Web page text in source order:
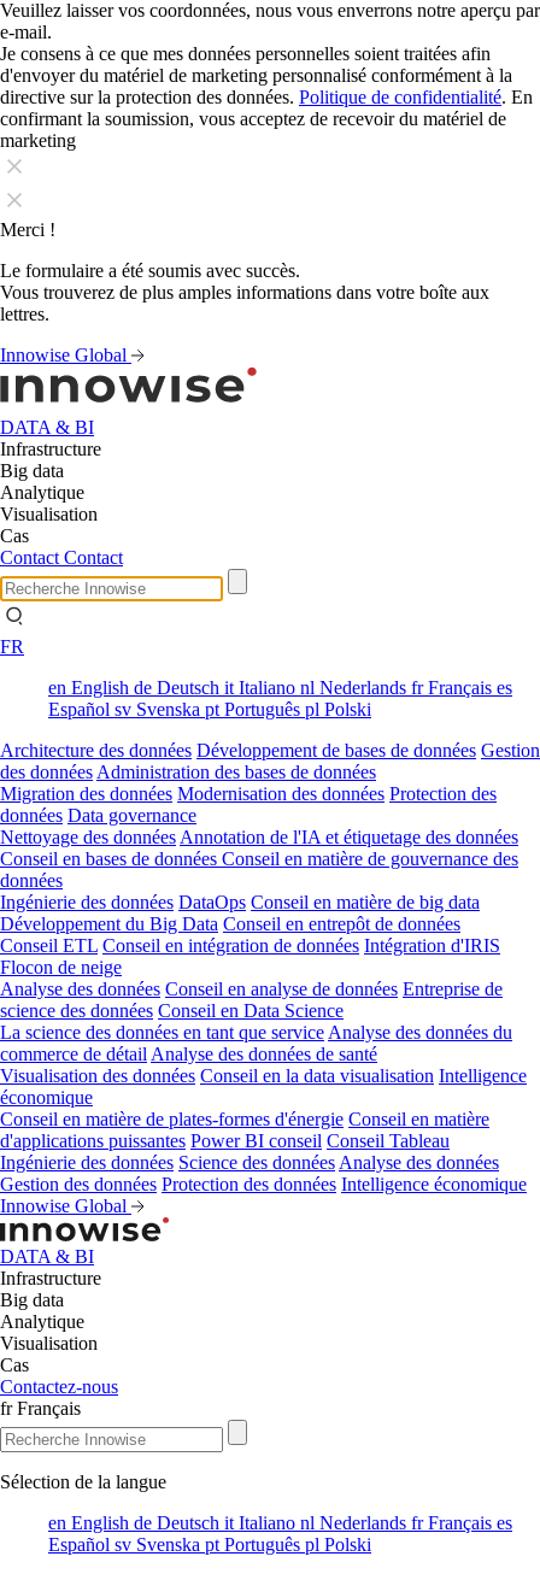
Veuillez laisser vos coordonnées, nous vous enverrons notre aperçu par
e-mail.
Je consens à ce que mes données personnelles soient traitées afin
d'envoyer du matériel de marketing personnalisé conformément à la
directive sur la protection des données. Politique de confidentialité. En
confirmant la soumission, vous acceptez de recevoir du matériel de
marketing
Merci !
Le formulaire a été soumis avec succès.
Vous trouverez de plus amples informations dans votre boîte aux
lettres.
Innowise Global
DATA & BI
Infrastructure
Big data
Analytique
Visualisation
Cas
Contact Contact
FR
en English de Deutsch it Italiano nl Nederlands frFrançais es
Español sv Svenska pt Português pl Polski
Architecture des données Développement de bases de données Gestion
des données Administration des bases de données
Migration des données Modernisation des données Protection des
données Data governance
Nettoyage des données Annotation de l'IA et étiquetage des données
Conseil en bases de données Conseil en matière de gouvernance des
données
Ingénierie des données DataOps Conseil en matière de big data
Développement du Big Data Conseil en entrepôt de données
Conseil ETL Conseil en intégration de données Intégration d'IRIS
Flocon de neige
Analyse des données Conseil en analyse de données Entreprise de
science des données Conseil en Data Science
La science des données en tant que service Analyse des données du
commerce de détail Analyse des données de santé
Visualisation des données Conseil en la data visualisation Intelligence
économique
Conseil en matière de plates-formes d'énergie Conseil en matière
d'applications puissantes Power BI conseil Conseil Tableau
Ingénierie des données Science des données Analyse des données
Gestion des données Protection des données Intelligence économique
Innowise Global
DATA & BI
Infrastructure
Big data
Analytique
Visualisation
Cas
Contactez-nous
fr Français
Sélection de la langue
en English de Deutsch it Italiano nl Nederlands frFrançais es
Español sv Svenska pt Português pl Polski